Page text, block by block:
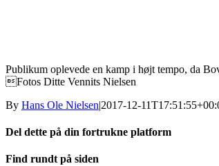
Publikum oplevede en kamp i højt tempo, da
Fotos Ditte Vennits Nielsen
By Hans Ole Nielsen|2017-12-
Del dette på din fortrukne platform
Facebook
X
LinkedIn
E-
Find rundt på siden